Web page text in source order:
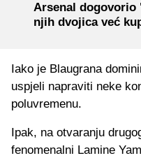
Arsenal dogovorio
njih dvojica već
Iako je Blaugrana
uspjeli napraviti neke
poluvremenu.
Ipak, na otvaranju
fenomenalni Lamine